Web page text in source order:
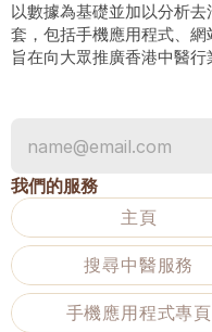
以數據為基礎並加以分析
套，包括手機應用程式、網
旨在向大眾推廣香港中醫行
我們的服務
主頁
搜尋中醫服務
手機應用程式專頁